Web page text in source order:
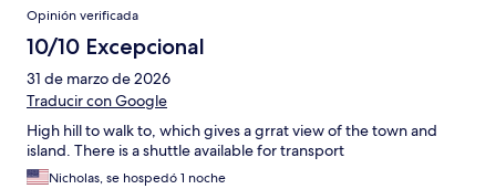
Opinión verificada
10/10 Excepcional
31 de marzo de 2026
Traducir con Google
High hill to walk to, which gives a grrat view of the town and
island. There is a shuttle available for transport
Nicholas, se hospedó 1 noche